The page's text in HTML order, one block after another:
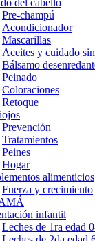
del cabello
Pre-champú
Acondicionador
Mascarillas
Aceites y cuidado
Bálsamo
Peinado
Coloraciones
Retoque
Prevención
Tratamientos
Peines
Hogar
alimenticios
Fuerza y crecimiento
infantil
Leches de 1ra edad